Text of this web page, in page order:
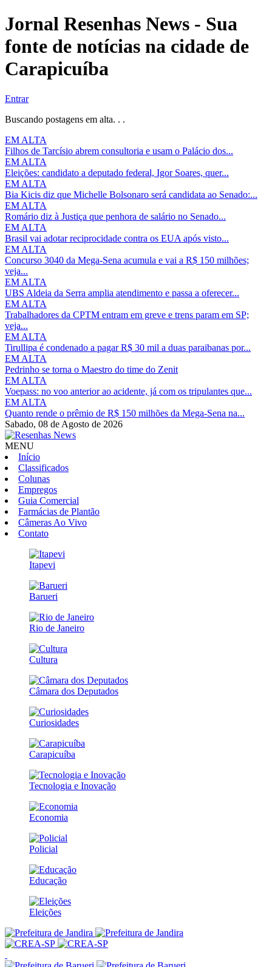
Jornal Resenhas News - Sua
fonte de notícias na cidade de
Carapicuíba
Entrar
Buscando postagens em alta. . .
EM ALTA
Filhos de Tarcísio abrem consultoria e usam o Palácio dos...
EM ALTA
Eleições: candidato a deputado federal, Igor Soares, quer...
EM ALTA
Bia Kicis diz que Michelle Bolsonaro será candidata ao Senado:...
EM ALTA
Romário diz à Justiça que penhora de salário no Senado...
EM ALTA
Brasil vai adotar reciprocidade contra os EUA após visto...
EM ALTA
Concurso 3040 da Mega-Sena acumula e vai a R$ 150 milhões;
veja...
EM ALTA
UBS Aldeia da Serra amplia atendimento e passa a oferecer...
EM ALTA
Trabalhadores da CPTM entram em greve e trens param em SP;
veja...
EM ALTA
Tirullipa é condenado a pagar R$ 30 mil a duas paraibanas por...
EM ALTA
Pedrinho se torna o Maestro do time do Zenit
EM ALTA
Voepass: no voo anterior ao acidente, já com os tripulantes que...
EM ALTA
Quanto rende o prêmio de R$ 150 milhões da Mega-Sena na...
Sabado, 08 de Agosto de 2026
MENU
Início
Classificados
Colunas
Empregos
Guia Comercial
Farmácias de Plantão
Câmeras Ao Vivo
Contato
Itapevi
Barueri
Rio de Janeiro
Cultura
Câmara dos Deputados
Curiosidades
Carapicuíba
Tecnologia e Inovação
Economia
Policial
Educação
Eleições